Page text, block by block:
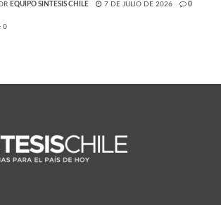
EQUIPO SÍNTESIS CHILE 7 DE JULIO DE 2026 0
0